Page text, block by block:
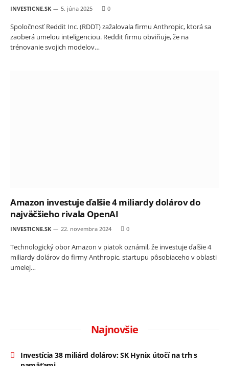
INVESTICNE.SK 5. júna 2025 0
Spoločnosť Reddit Inc. (RDDT) zažalovala firmu Anthropic, ktorá sa
zaoberá umelou inteligenciou. Reddit firmu obviňuje, že na
trénovanie svojich modelov…
Amazon investuje ďalšie 4 miliardy dolárov do
najväčšieho rivala OpenAI
INVESTICNE.SK 22. novembra 2024 0
Technologický obor Amazon v piatok oznámil, že investuje ďalšie 4
miliardy dolárov do firmy Anthropic, startupu pôsobiaceho v oblasti
umelej…
Najnovšie
Investícia 38 miliárd dolárov: SK Hynix útočí na trh s